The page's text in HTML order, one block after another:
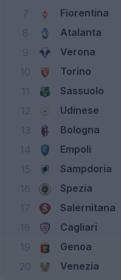
Fiorentina
Atalanta
Verona
Torino
Sassuolo
Udinese
Bologna
Empoli
Sampdoria
Spezia
Salernitana
Cagliari
19 Genoa
20 Venezia